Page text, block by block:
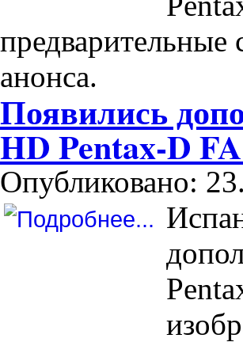
предварительные
анонса.
Появились
HD Pentax-D
Опубликовано: